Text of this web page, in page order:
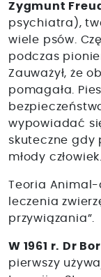
Zygmunt
psychiatra),
wiele psów.
podczas
Zauważył, że
pomagała.
wypowiadać
skuteczne gdy
młody człowiek.
Teoria
leczenia
przywiązania”.
W 1961 r. Dr
pierwszy